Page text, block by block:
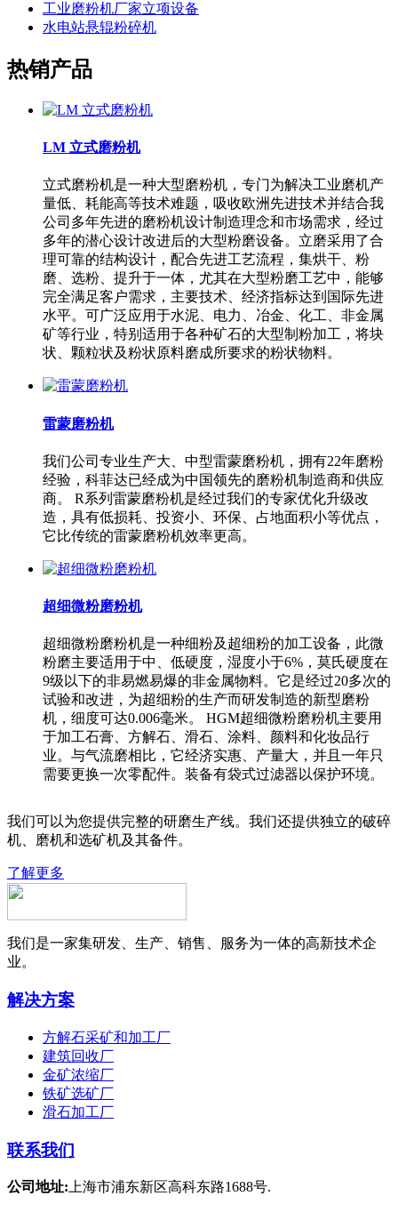
工业磨粉机厂家立项设备
水电站悬辊粉碎机
热销产品
LM 立式磨粉机
立式磨粉机是一种大型磨粉机，专门为解决工业磨机产
量低、耗能高等技术难题，吸收欧洲先进技术并结合我
公司多年先进的磨粉机设计制造理念和市场需求，经过
多年的潜心设计改进后的大型粉磨设备。立磨采用了合
理可靠的结构设计，配合先进工艺流程，集烘干、粉
磨、选粉、提升于一体，尤其在大型粉磨工艺中，能够
完全满足客户需求，主要技术、经济指标达到国际先进
水平。可广泛应用于水泥、电力、冶金、化工、非金属
矿等行业，特别适用于各种矿石的大型制粉加工，将块
状、颗粒状及粉状原料磨成所要求的粉状物料。
雷蒙磨粉机
我们公司专业生产大、中型雷蒙磨粉机，拥有22年磨粉
经验，科菲达已经成为中国领先的磨粉机制造商和供应
商。 R系列雷蒙磨粉机是经过我们的专家优化升级改
造，具有低损耗、投资小、环保、占地面积小等优点，
它比传统的雷蒙磨粉机效率更高。
超细微粉磨粉机
超细微粉磨粉机是一种细粉及超细粉的加工设备，此微
粉磨主要适用于中、低硬度，湿度小于6%，莫氏硬度在
9级以下的非易燃易爆的非金属物料。它是经过20多次的
试验和改进，为超细粉的生产而研发制造的新型磨粉
机，细度可达0.006毫米。 HGM超细微粉磨粉机主要用
于加工石膏、方解石、滑石、涂料、颜料和化妆品行
业。与气流磨相比，它经济实惠、产量大，并且一年只
需要更换一次零配件。装备有袋式过滤器以保护环境。
我们可以为您提供完整的研磨生产线。我们还提供独立的破碎
机、磨机和选矿机及其备件。
了解更多
我们是一家集研发、生产、销售、服务为一体的高新技术企
业。
解决方案
方解石采矿和加工厂
建筑回收厂
金矿浓缩厂
铁矿选矿厂
滑石加工厂
联系我们
公司地址: 上海市浦东新区高科东路1688号.